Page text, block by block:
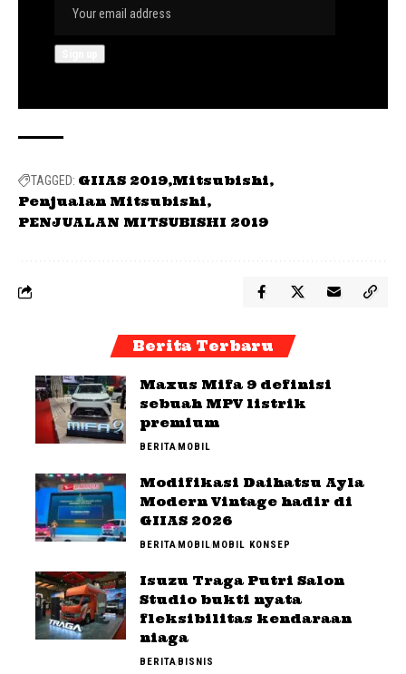
TAGGED: GIIAS 2019 Mitsubishi
Penjualan Mitsubishi
PENJUALAN MITSUBISHI 2019
Berita Terbaru
Maxus Mifa 9 definisi
sebuah MPV listrik
premium
BERITAMOBIL
Modifikasi Daihatsu Ayla
Modern Vintage hadir di
GIIAS 2026
BERITAMOBILMOBIL KONSEP
Isuzu Traga Putri Salon
Studio bukti nyata
fleksibilitas kendaraan
niaga
BERITABISNIS